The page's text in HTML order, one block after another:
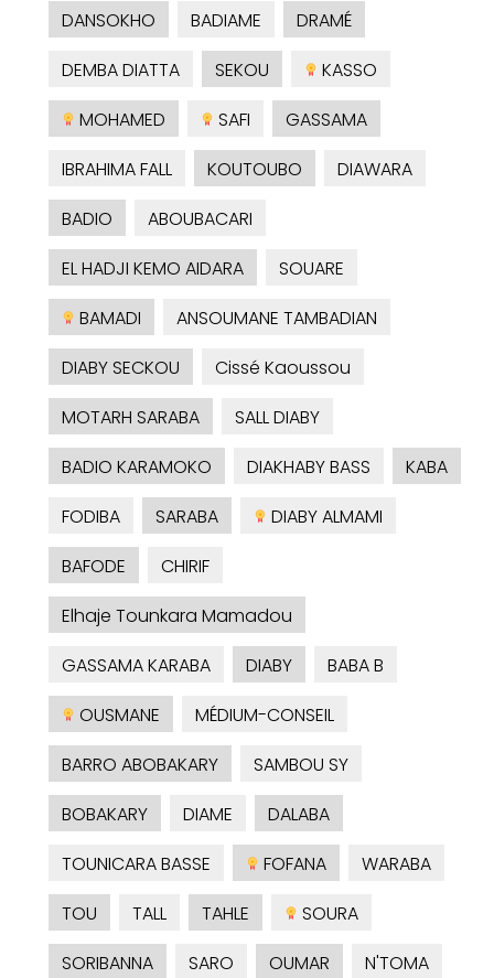
DANSOKHO
BADIAME
DRAMÉ
DEMBA DIATTA
SEKOU
KASSO
MOHAMED
SAFI
GASSAMA
IBRAHIMA FALL
KOUTOUBO
DIAWARA
BADIO
ABOUBACARI
EL HADJI KEMO AIDARA
SOUARE
BAMADI
ANSOUMANE TAMBADIAN
DIABY SECKOU
Cissé Kaoussou
MOTARH SARABA
SALL DIABY
BADIO KARAMOKO
DIAKHABY BASS
KABA
FODIBA
SARABA
DIABY ALMAMI
BAFODE
CHIRIF
Elhaje Tounkara Mamadou
GASSAMA KARABA
DIABY
BABA B
OUSMANE
MÉDIUM-CONSEIL
BARRO ABOBAKARY
SAMBOU SY
BOBAKARY
DIAME
DALABA
TOUNICARA BASSE
FOFANA
WARABA
TOU
TALL TAHLE
SOURA
SORIBANNA
SARO OUMAR
N'TOMA